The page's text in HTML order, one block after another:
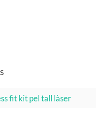
fit kit pel tall làser